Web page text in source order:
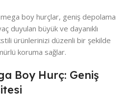
boy hurçlar, geniş depolama
duyulan büyük ve dayanıklı
ürünlerinizi düzenli bir şekilde
koruma sağlar.
Boy Hurç: Geniş